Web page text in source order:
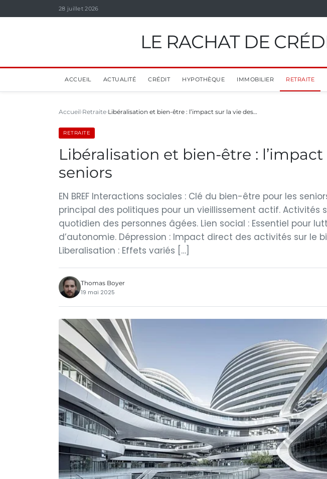
28 juillet 2026
LE RACHAT DE
ACCUEIL ACTUALITÉ CRÉDIT HYPOTHÈQUE IMMOBILIER RETRAITE
Accueil Retraite Libéralisation et bien-être : l’impact sur la vie des…
RETRAITE
Libéralisation et bien-être : l’impact
seniors
EN BREF Interactions sociales : Clé du bien-être pour les
principal des politiques pour un vieillissement actif. Activités
quotidien des personnes âgées. Lien social : Essentiel pour
d’autonomie. Dépression : Impact direct des activités sur le
Liberalisation : Effets variés […]
Thomas Boyer
19 mai 2025